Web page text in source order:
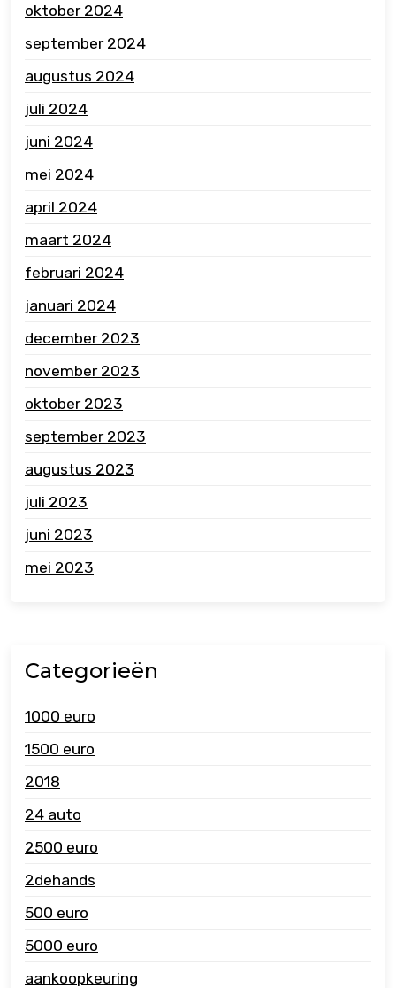
oktober 2024
september 2024
augustus 2024
juli 2024
juni 2024
mei 2024
april 2024
maart 2024
februari 2024
januari 2024
december 2023
november 2023
oktober 2023
september 2023
augustus 2023
juli 2023
juni 2023
mei 2023
Categorieën
1000 euro
1500 euro
2018
24 auto
2500 euro
2dehands
500 euro
5000 euro
aankoopkeuring